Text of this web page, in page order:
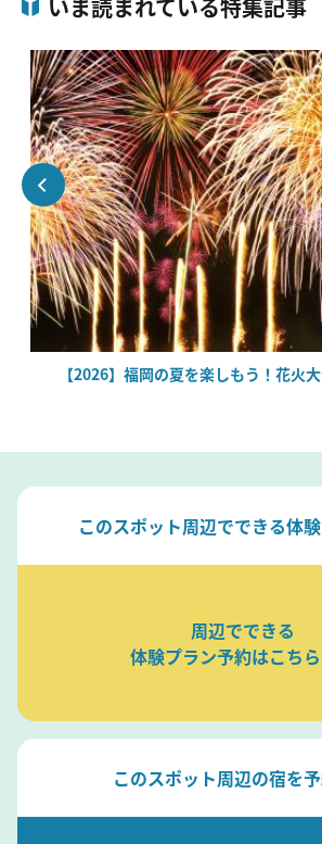
いま読まれている特集記事
【2026】福岡の夏を楽しもう！花火
このスポット周辺でできる体
周辺でできる
体験プラン予約はこち
このスポット周辺の宿を